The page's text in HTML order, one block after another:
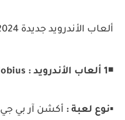
ألعاب الأندرويد جديدة 2024 و مجانية
◾1 ألعاب الأندرويد : Gate of Mobius
▪️نوع لعبة : أكشن آر بي جي